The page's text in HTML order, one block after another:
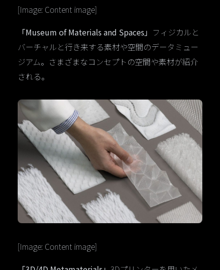
[Image: Content image]
「Museum of Materials and Spaces」 フィジカルと
バーチャルと行き来する素材や空間のデータミュー
ジアム。さまざまなコンセプトの空間や素材が紹介
される。
[Image: Content image]